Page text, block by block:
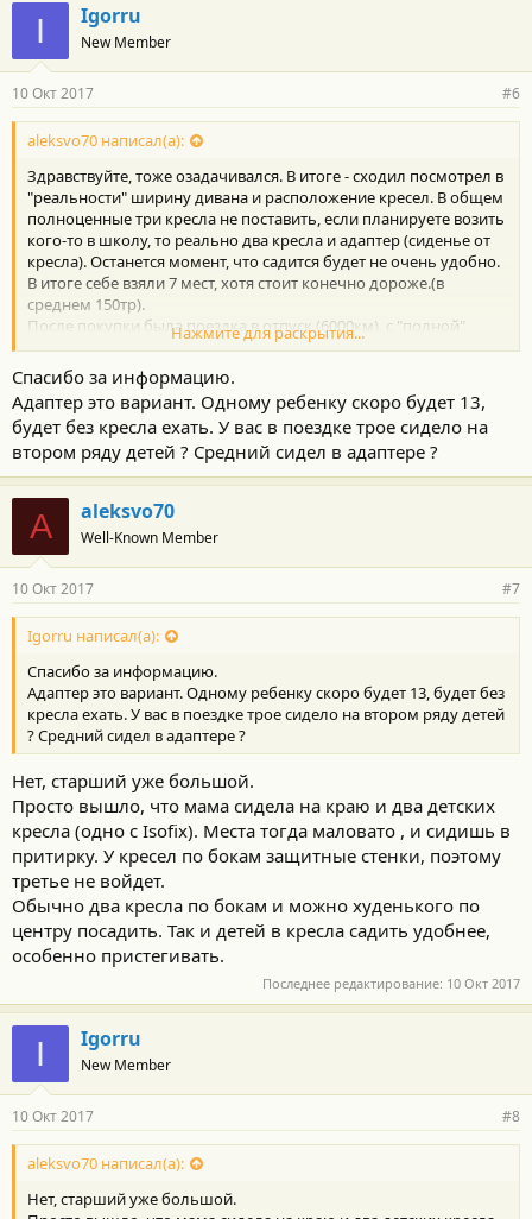
I Igorru
New Member
10 Окт 2017 #6
aleksvo70 написал(а):
Здравствуйте, тоже озадачивался. В итоге - сходил посмотрел в
"реальности" ширину дивана и расположение кресел. В общем
полноценные три кресла не поставить, если планируете возить
кого-то в школу, то реально два кресла и адаптер (сиденье от
кресла). Останется момент, что садится будет не очень удобно.
В итоге себе взяли 7 мест, хотя стоит конечно дороже.(в
среднем 150тр).
После покупки была поездка в отпуск (6000км), с "полной"
загрузкой - небольшой кусок ехали 7 человек с вещами. По
итогу - сидеть втроем на втором ряду долго сложно, да и
садиться тоже не удобно.
Нажмите для раскрытия...
Спасибо за информацию.
Адаптер это вариант. Одному ребенку скоро будет 13,
будет без кресла ехать. У вас в поездке трое сидело на
втором ряду детей ? Средний сидел в адаптере ?
A aleksvo70
Well-Known Member
10 Окт 2017 #7
Igorru написал(а):
Спасибо за информацию.
Адаптер это вариант. Одному ребенку скоро будет 13, будет без
кресла ехать. У вас в поездке трое сидело на втором ряду детей
? Средний сидел в адаптере ?
Нет, старший уже большой.
Просто вышло, что мама сидела на краю и два детских
кресла (одно с Isofix). Места тогда маловато , и сидишь в
притирку. У кресел по бокам защитные стенки, поэтому
третье не войдет.
Обычно два кресла по бокам и можно худенького по
центру посадить. Так и детей в кресла садить удобнее,
особенно пристегивать.
Последнее редактирование: 10 Окт 2017
I Igorru
New Member
10 Окт 2017 #8
aleksvo70 написал(а):
Нет, старший уже большой.